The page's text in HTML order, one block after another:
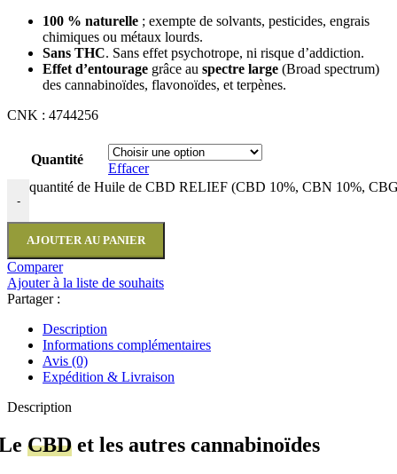
100 % naturelle ; exempte de solvants, pesticides, engrais
chimiques ou métaux lourds.
Sans THC. Sans effet psychotrope, ni risque d’addiction.
Effet d’entourage grâce au spectre large (Broad spectrum)
des cannabinoïdes, flavonoïdes, et terpènes.
CNK : 4744256
Quantité
Effacer
-
quantité de Huile de CBD RELIEF (CBD 10%, CBN 10%,
AJOUTER AU PANIER
Comparer
Ajouter à la liste de souhaits
Partager :
Description
Informations complémentaires
Avis (0)
Expédition & Livraison
Description
CBD et les autres cannabinoïdes